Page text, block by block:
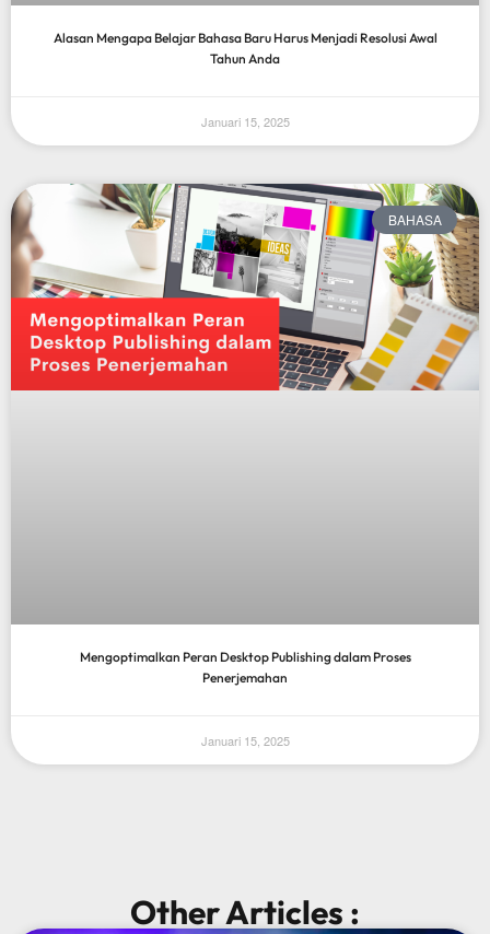
Alasan Mengapa Belajar Bahasa Baru Harus Menjadi Resolusi Awal
Tahun Anda
Januari 15, 2025
BAHASA
Mengoptimalkan Peran Desktop Publishing dalam Proses
Penerjemahan
Januari 15, 2025
Other Articles :